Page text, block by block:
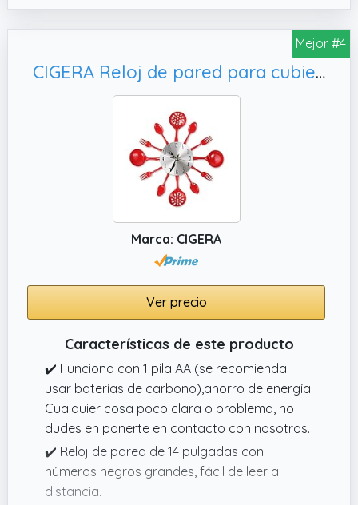
ambiente: MDF, color duradero y vivo, claro
para leer, sin cubierta de vidrio y sin marco
práctica y hermosa. Los movimientos de
cuarzo precisos garantizan una hora
Mejor #4
CIGERA Reloj de pared para cubiertos de cocina de 14 pulgadas con tenedores y cucharas para decoración del hogar, color rojo
Marca: CIGERA
Ver precio
Características de este producto
✔️ Funciona con 1 pila AA (se recomienda
usar baterías de carbono),ahorro de energía.
Cualquier cosa poco clara o problema, no
dudes en ponerte en contacto con nosotros.
✔️ Reloj de pared de 14 pulgadas con
números negros grandes, fácil de leer a
distancia.